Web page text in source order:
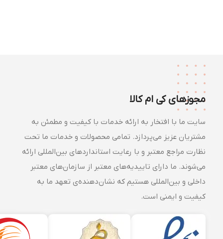
مجوزهای کی ام کالا
سایت ما با افتخار به ارائه خدمات با کیفیت و مطمئن به
مشتریان عزیز می‌پردازد. تمامی محصولات و خدمات ما تحت
نظارت مراجع معتبر و با رعایت استانداردهای بین‌المللی ارائه
می‌شوند. ما دارای تاییدیه‌های معتبر از سازمان‌های معتبر
داخلی و بین‌المللی هستیم که نشان‌دهنده‌ی تعهد ما به
کیفیت و ایمنی است.